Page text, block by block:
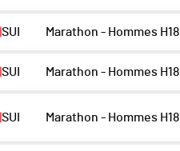
SUI Marathon - Hommes H18
SUI Marathon - Hommes H18
SUI Marathon - Hommes H18